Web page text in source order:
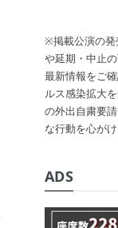
※掲載公演の発
や延期・中止
最新情報をご
ルス感染拡大
の外出自粛要
な行動を心が
ADS